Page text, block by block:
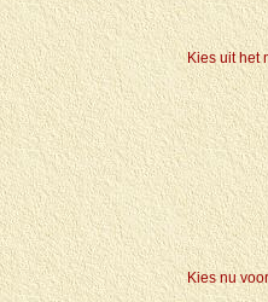
Kies uit het
Kies nu